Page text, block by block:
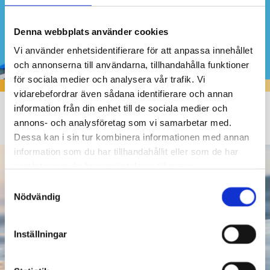
Denna webbplats använder cookies
Vi använder enhetsidentifierare för att anpassa innehållet
och annonserna till användarna, tillhandahålla funktioner
för sociala medier och analysera vår trafik. Vi
vidarebefordrar även sådana identifierare och annan
information från din enhet till de sociala medier och
annons- och analysföretag som vi samarbetar med.
Dessa kan i sin tur kombinera informationen med annan
information som du har tillhandahållit eller som de har
Nödvändig
Inställningar
Wednesday fun & Friday fun
i Ekenäs simhall för barnen kl. 17-19